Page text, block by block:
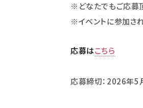
※どなたでもご応募
※イベントに参加さ
応募はこちら
応募締切：2026年